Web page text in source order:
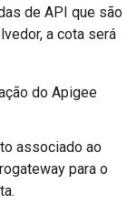
de API que são
a cota será
do Apigee
associado ao
para o